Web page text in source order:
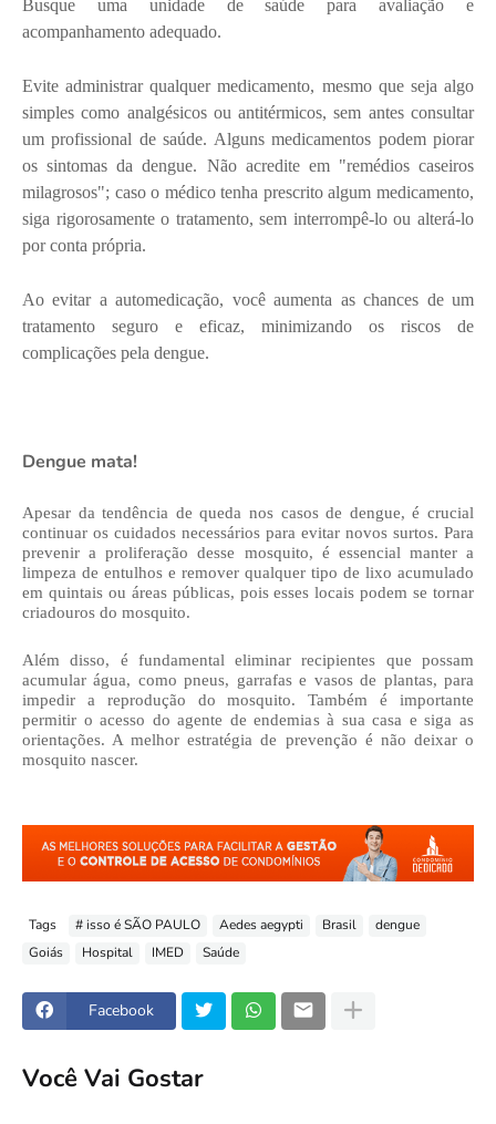
Busque uma unidade de saúde para avaliação e
acompanhamento adequado.
Evite administrar qualquer medicamento, mesmo que seja algo
simples como analgésicos ou antitérmicos, sem antes consultar
um profissional de saúde. Alguns medicamentos podem piorar
os sintomas da dengue. Não acredite em "remédios caseiros
milagrosos"; caso o médico tenha prescrito algum medicamento,
siga rigorosamente o tratamento, sem interrompê-lo ou alterá-lo
por conta própria.
Ao evitar a automedicação, você aumenta as chances de um
tratamento seguro e eficaz, minimizando os riscos de
complicações pela dengue.
Dengue mata!
Apesar da tendência de queda nos casos de dengue, é crucial
continuar os cuidados necessários para evitar novos surtos. Para
prevenir a proliferação desse mosquito, é essencial manter a
limpeza de entulhos e remover qualquer tipo de lixo acumulado
em quintais ou áreas públicas, pois esses locais podem se tornar
criadouros do mosquito.
Além disso, é fundamental eliminar recipientes que possam
acumular água, como pneus, garrafas e vasos de plantas, para
impedir a reprodução do mosquito. Também é importante
permitir o acesso do agente de endemias à sua casa e siga as
orientações. A melhor estratégia de prevenção é não deixar o
mosquito nascer.
Tags # isso é SÃO PAULO Aedes aegypti Brasil
dengue
Goiás
Hospital IMED Saúde
Facebook
Você Vai Gostar